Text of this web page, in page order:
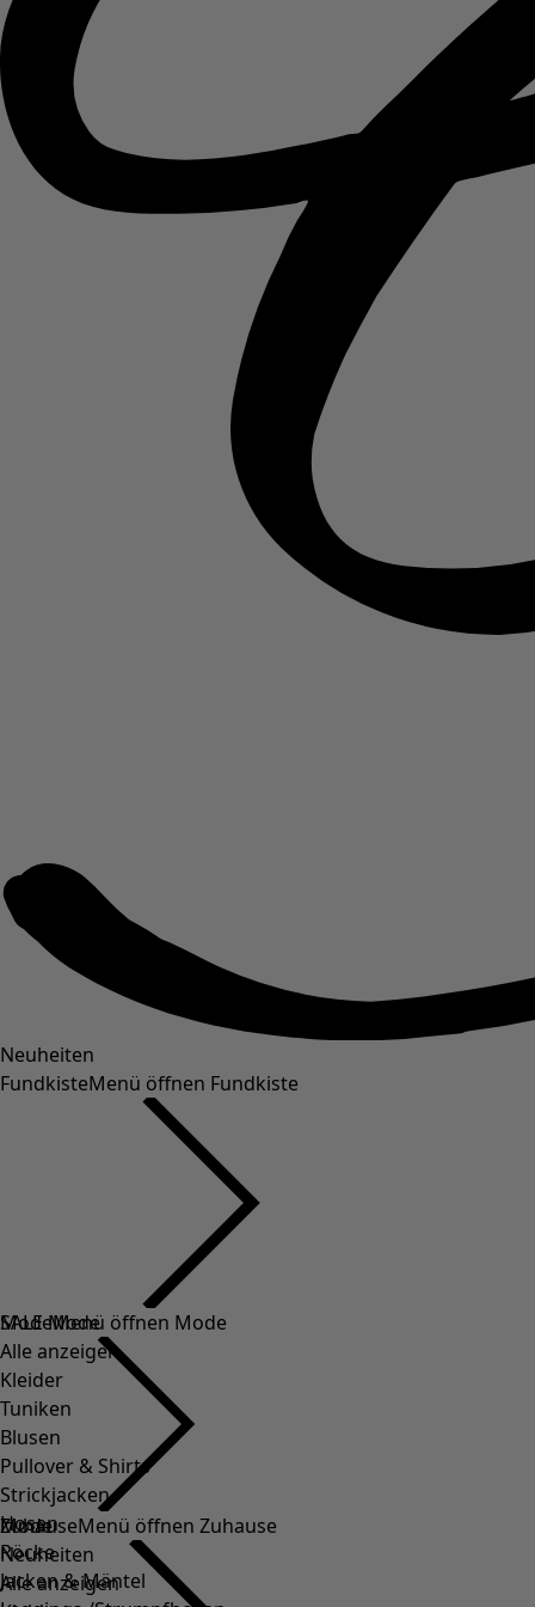
Neuheiten
FundkisteMenü öffnen Fundkiste
SALE Mode
Alle anzeigen
Kleider
Tuniken
Blusen
Pullover & Shirts
Strickjacken
Hosen
Röcke
Jacken & Mäntel
ModeMenü öffnen Mode
Mode
Neuheiten
Alle anzeigen
ZuhauseMenü öffnen Zuhause